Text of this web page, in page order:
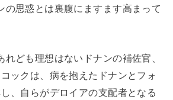
の思惑とは裏腹にますます高まって
ども理想はないドナンの補佐官、
ックは、病を抱えたドナンとフォ
、自らがデロイアの支配者となる